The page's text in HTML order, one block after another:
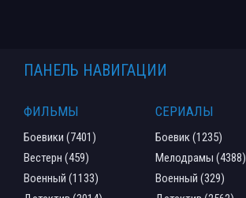
ПАНЕЛЬ НАВИГАЦИИ
ФИЛЬМЫ
Боевики (7401)
Вестерн (459)
Военный (1133)
СЕРИАЛЫ
Боевик (1235)
Мелодрамы (4388)
Военный (329)